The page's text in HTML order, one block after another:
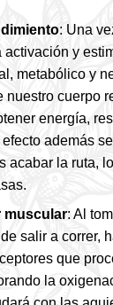
: Una
activación y
metabólico y
nuestro cuerpo
energía,
además
acabar la ruta,
muscular: Al
salir a correr,
que
la